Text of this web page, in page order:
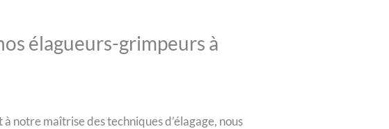
élagueurs-grimpeurs à
notre maîtrise des techniques d’élagage, nous